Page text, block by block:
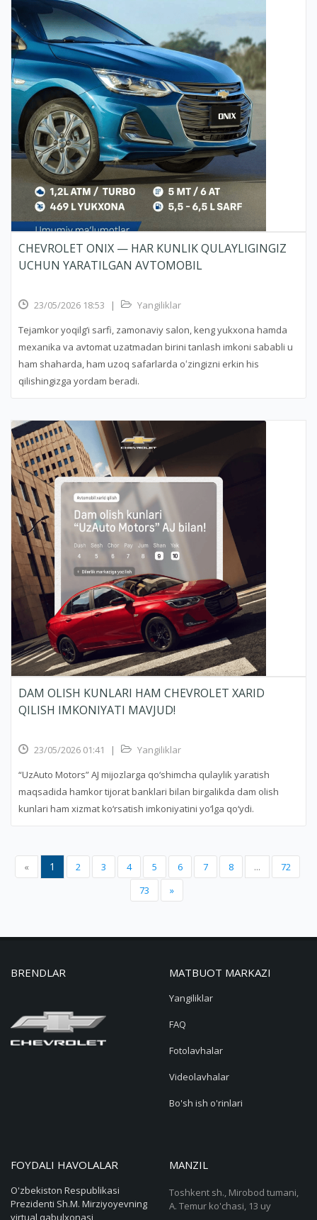
CHEVROLET ONIX — HAR KUNLIK QULAYLIGINGIZ
UCHUN YARATILGAN AVTOMOBIL
23/05/2026 18:53 |
Yangiliklar
Tejamkor yoqilg‘i sarfi, zamonaviy salon, keng yukxona hamda
mexanika va avtomat uzatmadan birini tanlash imkoni sababli u
ham shaharda, ham uzoq safarlarda oʻzingizni erkin his
qilishingizga yordam beradi.
DAM OLISH KUNLARI HAM CHEVROLET XARID
QILISH IMKONIYATI MAVJUD!
23/05/2026 01:41 |
Yangiliklar
“UzAuto Motors” AJ mijozlarga qo‘shimcha qulaylik yaratish
maqsadida hamkor tijorat banklari bilan birgalikda dam olish
kunlari ham xizmat ko‘rsatish imkoniyatini yo‘lga qo‘ydi.
« 1 2 3 4 5 6 7 8 ...
72
73
»
BRENDLAR MATBUOT MARKAZI
Yangiliklar
FAQ
Fotolavhalar
Videolavhalar
Bo'sh ish o'rinlari
FOYDALI HAVOLALAR
O'zbekiston Respublikasi
Prezidenti Sh.M. Mirziyoyevning
virtual qabulxonasi
MANZIL
Toshkent sh., Mirobod tumani,
A. Temur ko'chasi, 13 uy